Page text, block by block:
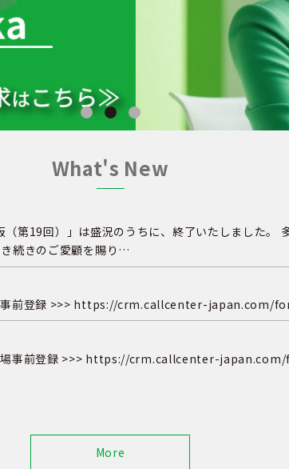
1 2 3
What's New
第19回）」は盛況のうちに、終了いたしました。
続きのご愛顧を賜り…
場事前登録 >>> https://crm.callcenter-
場事前登録 >>> https://crm.callcenter-
More